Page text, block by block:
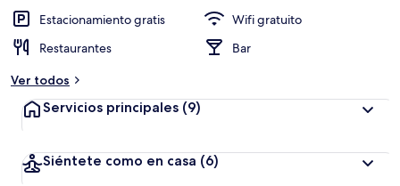
Estacionamiento gratis
Wifi gratuito
Restaurantes
Bar
Ver todos
Servicios principales (9)
Siéntete como en casa (6)